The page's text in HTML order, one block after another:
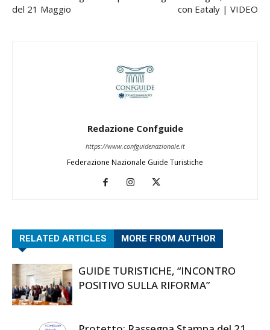
del 21 Maggio
con Eataly | VIDEO
Redazione Confguide
https://www.confguidenazionale.it
Federazione Nazionale Guide Turistiche
RELATED ARTICLES MORE FROM AUTHOR
GUIDE TURISTICHE, “INCONTRO
POSITIVO SULLA RIFORMA”